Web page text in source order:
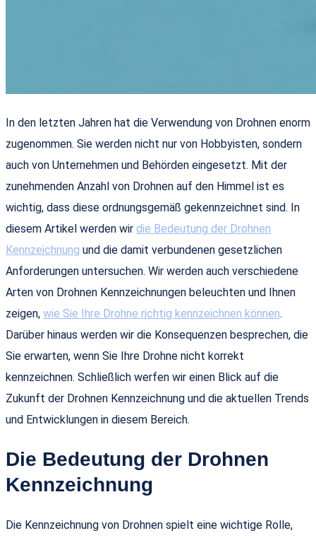
In den letzten Jahren hat die Verwendung von Drohnen enorm
zugenommen. Sie werden nicht nur von Hobbyisten, sondern
auch von Unternehmen und Behörden eingesetzt. Mit der
zunehmenden Anzahl von Drohnen auf den Himmel ist es
wichtig, dass diese ordnungsgemäß gekennzeichnet sind. In
diesem Artikel werden wir die Bedeutung der Drohnen
Kennzeichnung und die damit verbundenen gesetzlichen
Anforderungen untersuchen. Wir werden auch verschiedene
Arten von Drohnen Kennzeichnungen beleuchten und Ihnen
zeigen, wie Sie Ihre Drohne richtig kennzeichnen können.
Darüber hinaus werden wir die Konsequenzen besprechen, die
Sie erwarten, wenn Sie Ihre Drohne nicht korrekt
kennzeichnen. Schließlich werfen wir einen Blick auf die
Zukunft der Drohnen Kennzeichnung und die aktuellen Trends
und Entwicklungen in diesem Bereich.
Die Bedeutung der Drohnen
Kennzeichnung
Die Kennzeichnung von Drohnen spielt eine wichtige Rolle,